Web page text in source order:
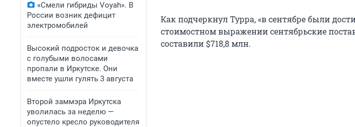
«Смели гибриды Voyah». В
России возник дефицит
электромобилей
Высокий подросток и девочка
с голубыми волосами
пропали в Иркутске. Они
вместе ушли гулять 3 августа
Второй заммэра Иркутска
уволилась за неделю —
опустело кресло руководителя
Как подчеркнул Турра, «в сентябре были
стоимостном выражении сентябрьские
составили $718,8 млн.